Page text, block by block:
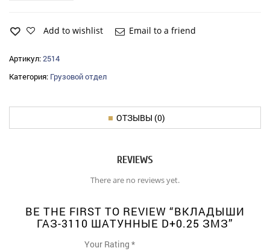
Add to wishlist Email to a friend
Артикул:2514
Категория: Грузовой отдел
ОТЗЫВЫ (0)
REVIEWS
There are no reviews yet.
BE THE FIRST TO REVIEW “ВКЛАДЫШИ
ГАЗ-3110 ШАТУННЫЕ D+0.25 ЗМЗ”
Your Rating *